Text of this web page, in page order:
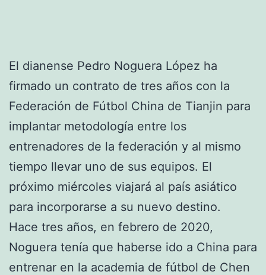
El dianense Pedro Noguera López ha
firmado un contrato de tres años con la
Federación de Fútbol China de Tianjin para
implantar metodología entre los
entrenadores de la federación y al mismo
tiempo llevar uno de sus equipos. El
próximo miércoles viajará al país asiático
para incorporarse a su nuevo destino.
Hace tres años, en febrero de 2020,
Noguera tenía que haberse ido a China para
entrenar en la academia de fútbol de Chen